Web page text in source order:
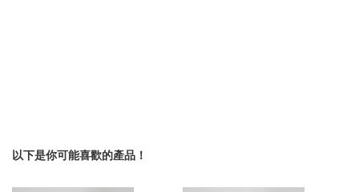
以下是你可能喜歡的產品！